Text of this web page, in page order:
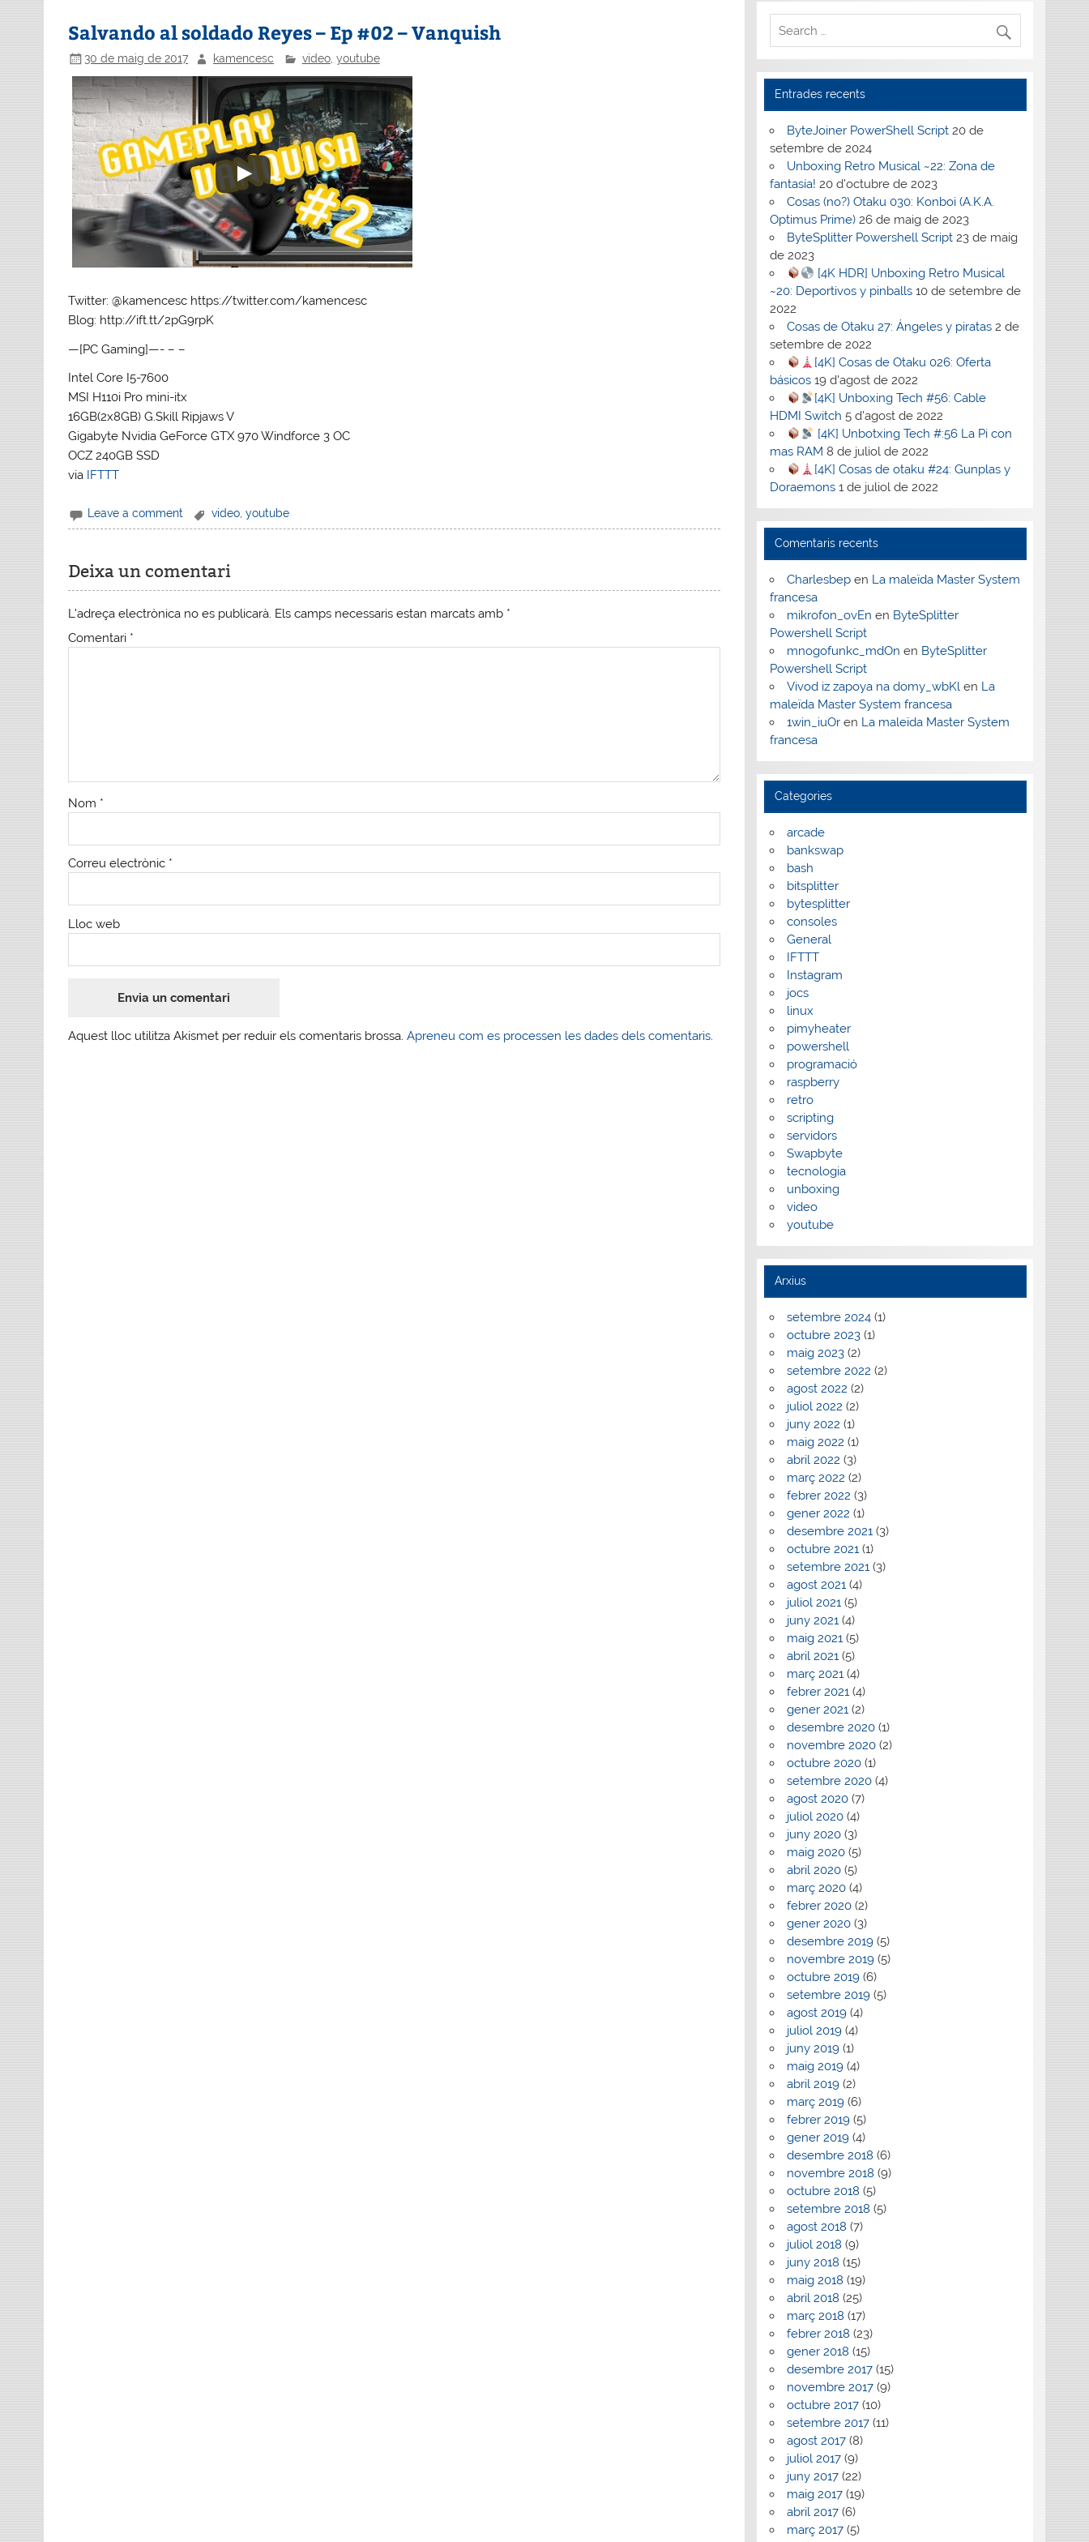
Salvando al soldado Reyes – Ep #02 – Vanquish
30 de maig de 2017 kamencesc video, youtube
Twitter: @kamencesc https://twitter.com/kamencesc
Blog: http://ift.tt/2pG9rpK
—[PC Gaming]—- – –
Intel Core I5-7600
MSI H110i Pro mini-itx
16GB(2x8GB) G.Skill Ripjaws V
Gigabyte Nvidia GeForce GTX 970 Windforce 3 OC
OCZ 240GB SSD
via IFTTT
Leave a comment video, youtube
Deixa un comentari
L'adreça electrònica no es publicarà. Els camps necessaris estan marcats amb *
Comentari *
Nom *
Correu electrònic *
Lloc web
Aquest lloc utilitza Akismet per reduir els comentaris brossa.Apreneu com es processen les dades dels comentaris.
Entrades recents
ByteJoiner PowerShell Script 20 de
setembre de 2024
Unboxing Retro Musical ~22: Zona de
fantasía! 20 d'octubre de 2023
Cosas (no?) Otaku 030: Konboi (A.K.A.
Optimus Prime) 26 de maig de 2023
ByteSplitter Powershell Script 23 de maig
de 2023
[4K HDR] Unboxing Retro Musical
~20: Deportivos y pinballs 10 de setembre de
2022
Cosas de Otaku 27: Ángeles y piratas 2 de
setembre de 2022
[4K] Cosas de Otaku 026: Oferta
básicos 19 d'agost de 2022
[4K] Unboxing Tech #56: Cable
HDMI Switch 5 d'agost de 2022
[4K] Unbotxing Tech #:56 La Pi con
mas RAM 8 de juliol de 2022
[4K] Cosas de otaku #24: Gunplas y
Doraemons 1 de juliol de 2022
Comentaris recents
Charlesbepen La maleïda Master System
francesa
mikrofon_ovEn en ByteSplitter
Powershell Script
mnogofunkc_mdOn en ByteSplitter
Powershell Script
Vivod iz zapoya na domy_wbKlen La
maleïda Master System francesa
1win_iuOren La maleïda Master System
francesa
Categories
arcade
bankswap
bash
bitsplitter
bytesplitter
consoles
General
IFTTT
Instagram
jocs
linux
pimyheater
powershell
programació
raspberry
retro
scripting
servidors
Swapbyte
tecnologia
unboxing
video
youtube
Arxius
setembre 2024(1)
octubre 2023(1)
maig 2023(2)
setembre 2022 (2)
agost 2022 (2)
juliol 2022 (2)
juny 2022 (1)
maig 2022 (1)
abril 2022 (3)
març 2022 (2)
febrer 2022 (3)
gener 2022 (1)
desembre 2021(3)
octubre 2021(1)
setembre 2021(3)
agost 2021(4)
juliol 2021(5)
juny 2021(4)
maig 2021(5)
abril 2021(5)
març 2021(4)
febrer 2021(4)
gener 2021(2)
desembre 2020(1)
novembre 2020(2)
octubre 2020(1)
setembre 2020(4)
agost 2020(7)
juliol 2020(4)
juny 2020(3)
maig 2020(5)
abril 2020(5)
març 2020(4)
febrer 2020(2)
gener 2020(3)
desembre 2019(5)
novembre 2019(5)
octubre 2019(6)
setembre 2019(5)
agost 2019(4)
juliol 2019(4)
juny 2019(1)
maig 2019(4)
abril 2019(2)
març 2019(6)
febrer 2019(5)
gener 2019(4)
desembre 2018 (6)
novembre 2018 (9)
octubre 2018 (5)
setembre 2018 (5)
agost 2018 (7)
juliol 2018 (9)
juny 2018 (15)
maig 2018 (19)
abril 2018 (25)
març 2018 (17)
febrer 2018 (23)
gener 2018 (15)
desembre 2017(15)
novembre 2017(9)
octubre 2017(10)
setembre 2017(11)
agost 2017(8)
juliol 2017(9)
juny 2017(22)
maig 2017(19)
abril 2017(6)
març 2017(5)